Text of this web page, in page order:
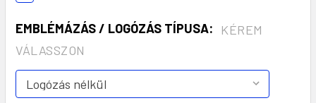
EMBLÉMÁZÁS / LOGÓZÁS TÍPUSA:
KÉREM
VÁLASSZON